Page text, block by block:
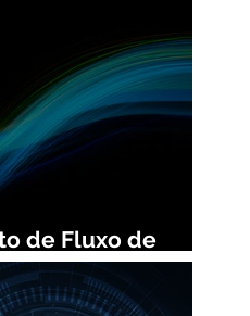
de Fluxo de
e Benefícios